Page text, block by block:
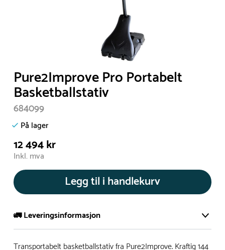
Pure2Improve Pro Portabelt
Basketballstativ
684099
På lager
12 494 kr
Inkl. mva
Legg til i handlekurv
🚛 Leveringsinformasjon
De aller fleste av våre lekeapparat produseres på bestilling.
Transportabelt basketballstativ fra Pure2Improve. Kraftig 144